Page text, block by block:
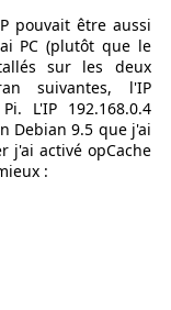
pouvait être aussi
PC (plutôt que le
sur les deux
suivantes, l'IP
L'IP 192.168.0.4
Debian 9.5 que j'ai
j'ai activé opCache
: